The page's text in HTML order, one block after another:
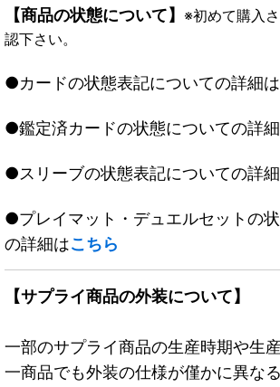
【商品の状態について】 ※初めて購入
認下さい。
●カードの状態表記についての詳細は
●鑑定済カードの状態についての詳
●スリーブの状態表記についての詳
●プレイマット・デュエルセットの
の詳細はこちら
【サプライ商品の外装について】
一部のサプライ商品の生産時期や生
一商品でも外装の仕様が僅かに異な